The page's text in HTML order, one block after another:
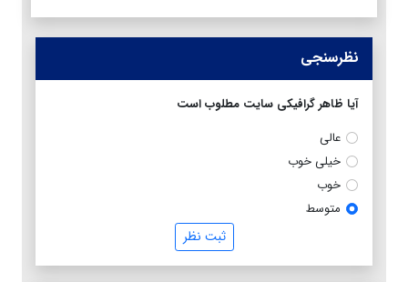
نظرسنجی
آیا ظاهر گرافیکی سایت مطلوب است
عالی
خیلی خوب
خوب
متوسط
ثبت نظر